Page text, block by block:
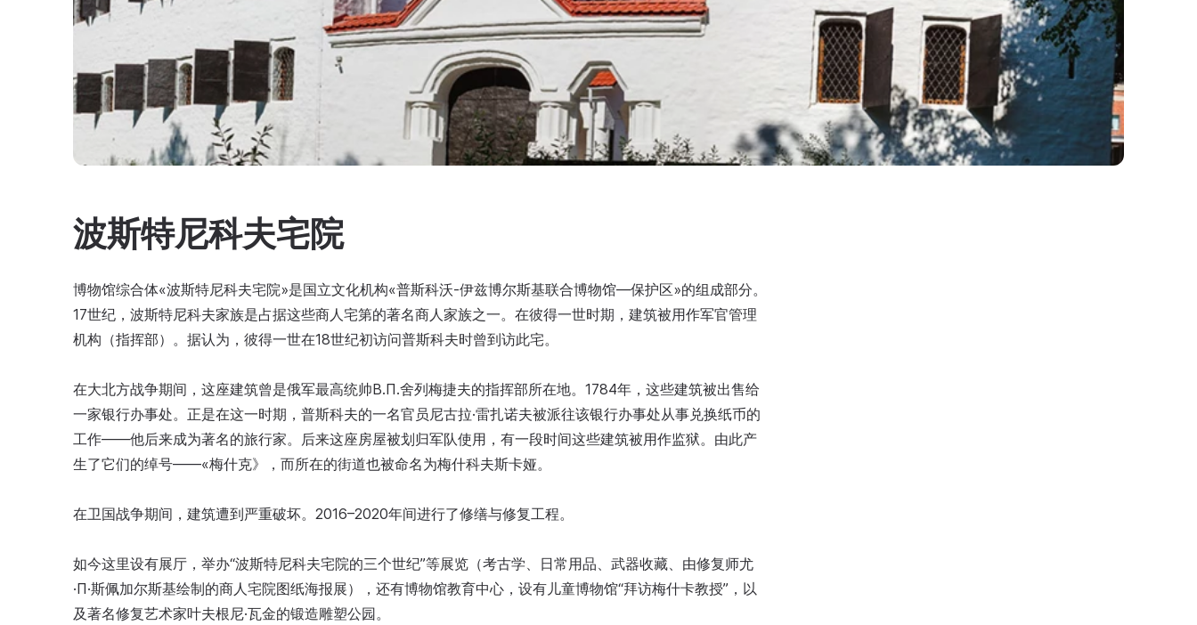
波斯特尼科夫宅院
博物馆综合体«波斯特尼科夫宅院»是国立文化机构«普斯科沃-伊兹博尔斯基联合博物馆—保护区»的组成部分。
17世纪，波斯特尼科夫家族是占据这些商人宅第的著名商人家族之一。在彼得一世时期，建筑被用作军官管理
机构（指挥部）。据认为，彼得一世在18世纪初访问普斯科夫时曾到访此宅。
在大北方战争期间，这座建筑曾是俄军最高统帅B.П.舍列梅捷夫的指挥部所在地。1784年，这些建筑被出售给
一家银行办事处。正是在这一时期，普斯科夫的一名官员尼古拉·雷扎诺夫被派往该银行办事处从事兑换纸币的
工作——他后来成为著名的旅行家。后来这座房屋被划归军队使用，有一段时间这些建筑被用作监狱。由此产
生了它们的绰号——«梅什克》，而所在的街道也被命名为梅什科夫斯卡娅。
在卫国战争期间，建筑遭到严重破坏。2016–2020年间进行了修缮与修复工程。
如今这里设有展厅，举办“波斯特尼科夫宅院的三个世纪”等展览（考古学、日常用品、武器收藏、由修复师尤
·П·斯佩加尔斯基绘制的商人宅院图纸海报展），还有博物馆教育中心，设有儿童博物馆“拜访梅什卡教授”，以
及著名修复艺术家叶夫根尼·瓦金的锻造雕塑公园。